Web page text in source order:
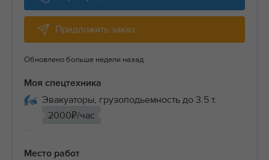
Предложить заказ
Обновлено больше недели назад
Моя спецтехника
Эвакуаторы, грузоподьемность до 3.5 т.
2000₽/час
Место работ